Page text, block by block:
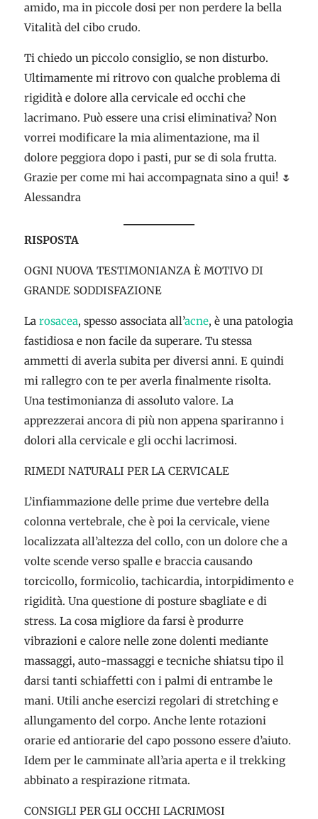
amido, ma in piccole dosi per non perdere la bella
Vitalità del cibo crudo.
Ti chiedo un piccolo consiglio, se non disturbo.
Ultimamente mi ritrovo con qualche problema di
rigidità e dolore alla cervicale ed occhi che
lacrimano. Può essere una crisi eliminativa? Non
vorrei modificare la mia alimentazione, ma il
dolore peggiora dopo i pasti, pur se di sola frutta.
Grazie per come mi hai accompagnata sino a qui! 🌷
Alessandra
RISPOSTA
OGNI NUOVA TESTIMONIANZA È MOTIVO DI
GRANDE SODDISFAZIONE
La rosacea, spesso associata all’acne, è una patologia
fastidiosa e non facile da superare. Tu stessa
ammetti di averla subita per diversi anni. E quindi
mi rallegro con te per averla finalmente risolta.
Una testimonianza di assoluto valore. La
apprezzerai ancora di più non appena spariranno i
dolori alla cervicale e gli occhi lacrimosi.
RIMEDI NATURALI PER LA CERVICALE
L’infiammazione delle prime due vertebre della
colonna vertebrale, che è poi la cervicale, viene
localizzata all’altezza del collo, con un dolore che a
volte scende verso spalle e braccia causando
torcicollo, formicolio, tachicardia, intorpidimento e
rigidità. Una questione di posture sbagliate e di
stress. La cosa migliore da farsi è produrre
vibrazioni e calore nelle zone dolenti mediante
massaggi, auto-massaggi e tecniche shiatsu tipo il
darsi tanti schiaffetti con i palmi di entrambe le
mani. Utili anche esercizi regolari di stretching e
allungamento del corpo. Anche lente rotazioni
orarie ed antiorarie del capo possono essere d’aiuto.
Idem per le camminate all’aria aperta e il trekking
abbinato a respirazione ritmata.
CONSIGLI PER GLI OCCHI LACRIMOSI